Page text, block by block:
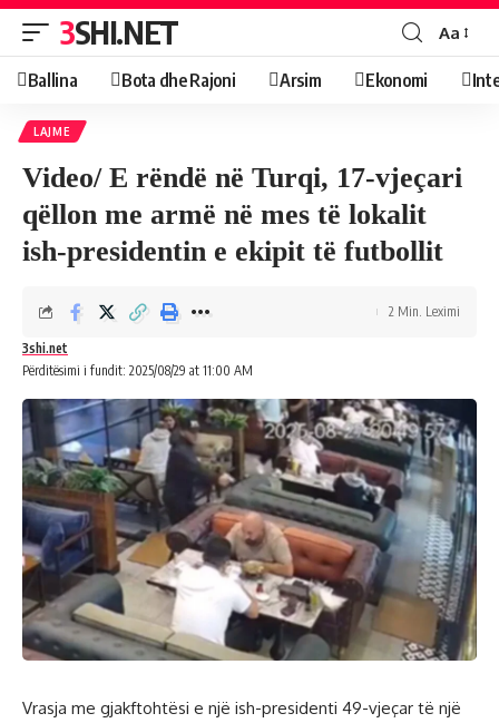
3SHI.NET Aa
Ballina Bota dhe Rajoni Arsim Ekonomi
LAJME
Video/ E rëndë në Turqi, 17-vjeçari
qëllon me armë në mes të lokalit
ish-presidentin e ekipit të futbollit
Përditësimi i fundit: 2025/08/29 at 11:00 AM
3shi.net
2 Min. Leximi
Vrasja me gjakftohtësi e një ish-presidenti 49-vjeçar të një